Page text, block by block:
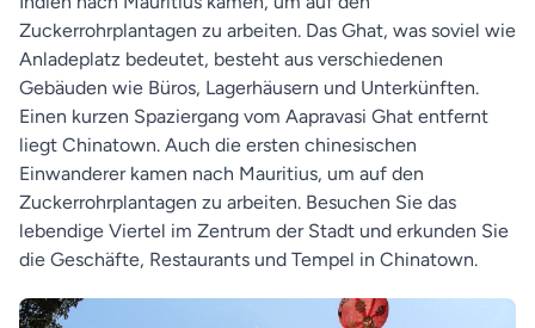
Zuckerrohrplantagen zu arbeiten. Das Ghat, was soviel wie
Anladeplatz bedeutet, besteht aus verschiedenen
Gebäuden wie Büros, Lagerhäusern und Unterkünften.
Einen kurzen Spaziergang vom Aapravasi Ghat entfernt
liegt Chinatown. Auch die ersten chinesischen
Einwanderer kamen nach Mauritius, um auf den
Zuckerrohrplantagen zu arbeiten. Besuchen Sie das
lebendige Viertel im Zentrum der Stadt und erkunden Sie
die Geschäfte, Restaurants und Tempel in Chinatown.